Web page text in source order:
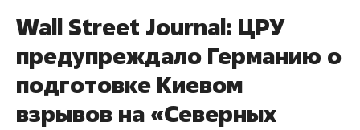
Wall Street Journal: ЦРУ
предупреждало Германию о
подготовке Киевом
взрывов на «Северных